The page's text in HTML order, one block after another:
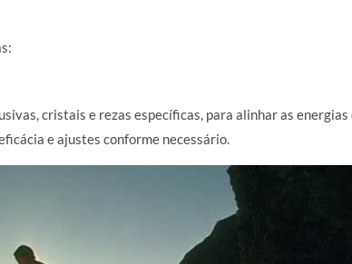
cristais e rezas específicas, para alinhar as energias
e ajustes conforme necessário.